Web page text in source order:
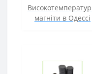
магніти в Одессі